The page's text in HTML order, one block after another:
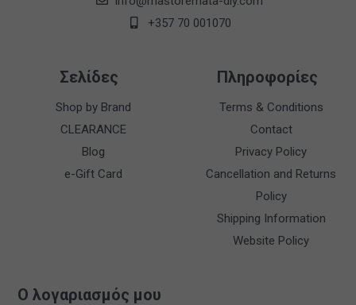
+357 70 001070
Σελίδες
Shop by Brand
CLEARANCE
Blog
e-Gift Card
Πληροφορίες
Terms & Conditions
Contact
Privacy Policy
Cancellation and Returns
Policy
Shipping Information
Website Policy
Ο λογαριασμός μου